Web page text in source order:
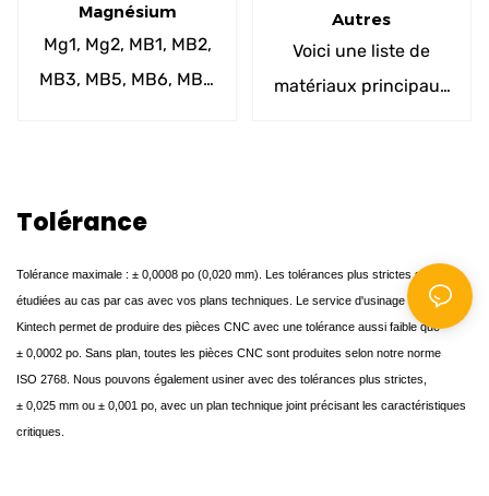
Magnésium
Mg1, Mg2, MB1, MB2,
MB3, MB5, MB6, MB7,
Autres
Voici une liste de
matériaux principaux
nous en informer.
Tolérance
Tolérance maximale : ± 0,0008 po (0,020 mm). Les tolérances plus strictes sont
étudiées au cas par cas avec vos plans techniques. Le service d'usinage CNC de
Kintech permet de produire des pièces CNC avec une tolérance aussi faible que
± 0,0002 po. Sans plan, toutes les pièces CNC sont produites selon notre norme
ISO 2768. Nous pouvons également usiner avec des tolérances plus strictes,
± 0,025 mm ou ± 0,001 po, avec un plan technique joint précisant les caractéristiques
critiques.